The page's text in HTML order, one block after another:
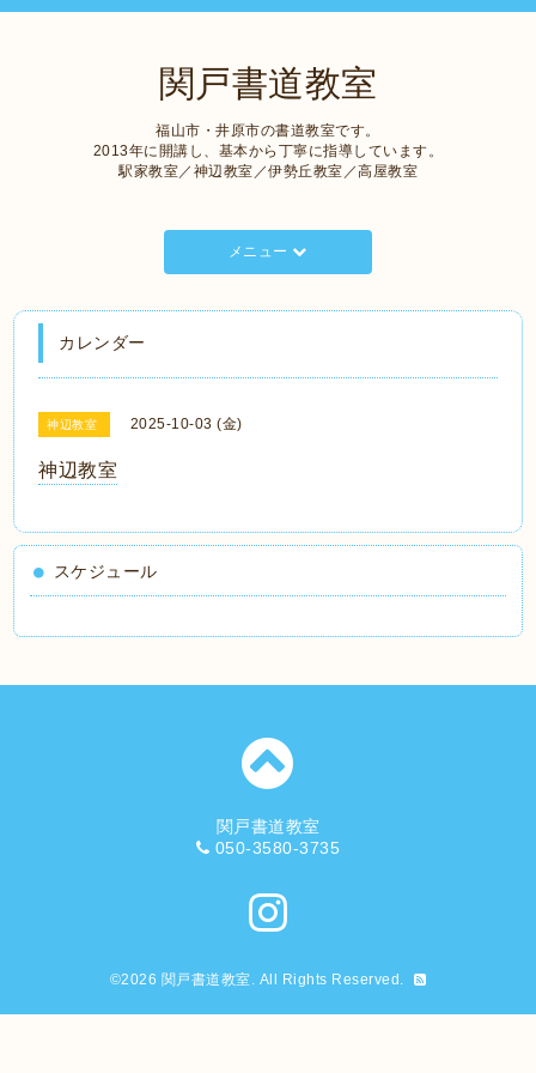
関戸書道教室
福山市・井原市の書道教室です。
2013年に開講し、基本から丁寧に指導しています。
駅家教室／神辺教室／伊勢丘教室／高屋教室
メニュー
カレンダー
神辺教室 2025-10-03 (金)
神辺教室
スケジュール
関戸書道教室
050-3580-3735
©2026 関戸書道教室. All Rights Reserved.